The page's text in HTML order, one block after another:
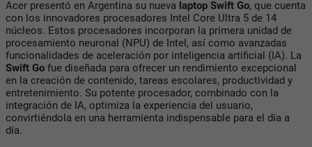
Acer presentó en Argentina su nueva laptop Swift Go, que cuenta
con los innovadores procesadores Intel Core Ultra 5 de 14
núcleos. Estos procesadores incorporan la primera unidad de
procesamiento neuronal (NPU) de Intel, así como avanzadas
funcionalidades de aceleración por inteligencia artificial (IA). La
Swift Go fue diseñada para ofrecer un rendimiento excepcional
en la creación de contenido, tareas escolares, productividad y
entretenimiento. Su potente procesador, combinado con la
integración de IA, optimiza la experiencia del usuario,
convirtiéndola en una herramienta indispensable para el día a
día.